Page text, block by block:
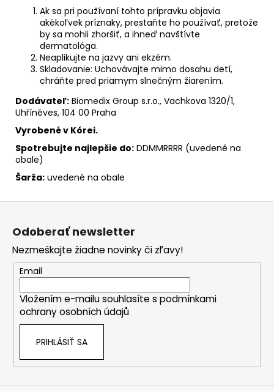
Ak sa pri používaní tohto prípravku objavia
akékoľvek príznaky, prestaňte ho používať, pretože
by sa mohli zhoršiť, a ihneď navštívte
dermatológa.
Neaplikujte na jazvy ani ekzém.
Skladovanie: Uchovávajte mimo dosahu detí,
chráňte pred priamym slnečným žiarením.
Dodávateľ: Biomedix Group s.r.o., Vachkova 1320/1,
Uhříněves, 104 00 Praha
Vyrobené v Kórei.
Spotrebujte najlepšie do: DDMMRRRR (uvedené na
obale)
Šarža: uvedené na obale
Z
Odoberať newsletter
Nezmeškajte žiadne novinky či zľavy!
Email
Vložením e-mailu souhlasíte s podmínkami
ochrany osobních údajů
PRIHLÁSIŤ SA